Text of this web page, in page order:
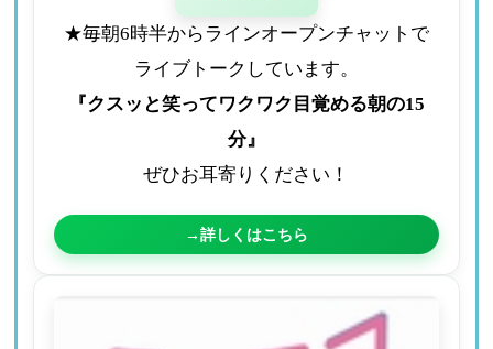
★毎朝6時半からラインオープンチャットで
ライブトークしています。
『クスッと笑ってワクワク目覚める朝の15
分』
ぜひお耳寄りください！
→詳しくはこちら